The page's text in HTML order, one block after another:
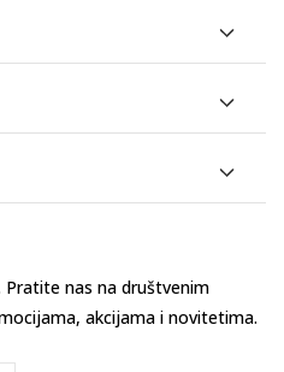
nas na društvenim
akcijama i novitetima.